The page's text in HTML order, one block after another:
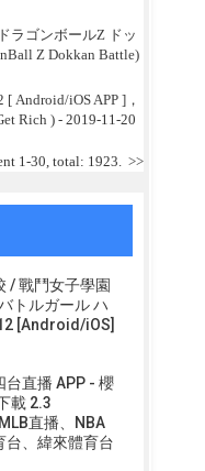
ラゴンボールZ ドッ
Z Dokkan Battle)
Android/iOS APP ]，
Rich )- 2019-11-20
1-30, total: 1923. >>
/ 戰鬥女子學園
トルガール ハ
[Android/iOS]
台直播 APP - 櫻
載 2.3
直播、NBA
台、緯來體育台